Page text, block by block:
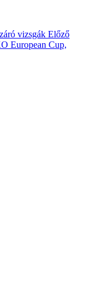
vizsgák Előző
European Cup,